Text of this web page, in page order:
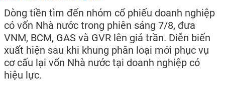
Dòng tiền tìm đến nhóm cổ phiếu doanh nghiệp
có vốn Nhà nước trong phiên sáng 7/8, đưa
VNM, BCM, GAS và GVR lên giá trần. Diễn biến
xuất hiện sau khi khung phân loại mới phục vụ
cơ cấu lại vốn Nhà nước tại doanh nghiệp có
hiệu lực.